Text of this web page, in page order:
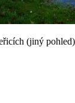
(jiný pohled)